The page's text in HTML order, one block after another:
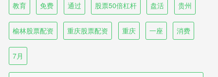
教育 免费 通过 股票50倍杠杆 盘活 贵州
榆林股票配资 重庆股票配资 重庆 一座 消费
7月